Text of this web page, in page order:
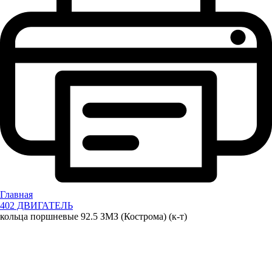
Главная
402 ДВИГАТЕЛЬ
кольца поршневые 92.5 ЗМЗ (Кострома) (к-т)